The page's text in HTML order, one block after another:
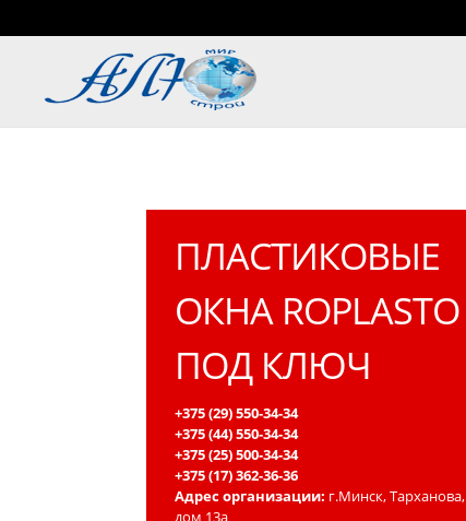
ПЛАСТИКОВЫЕ
ОКНА ROPLASTO
ПОД КЛЮЧ
+375 (29) 550-34-34
+375 (44) 550-34-34
+375 (25) 500-34-34
+375 (17) 362-36-36
Адрес организации: г.Минск, Тарханова,
дом 13а